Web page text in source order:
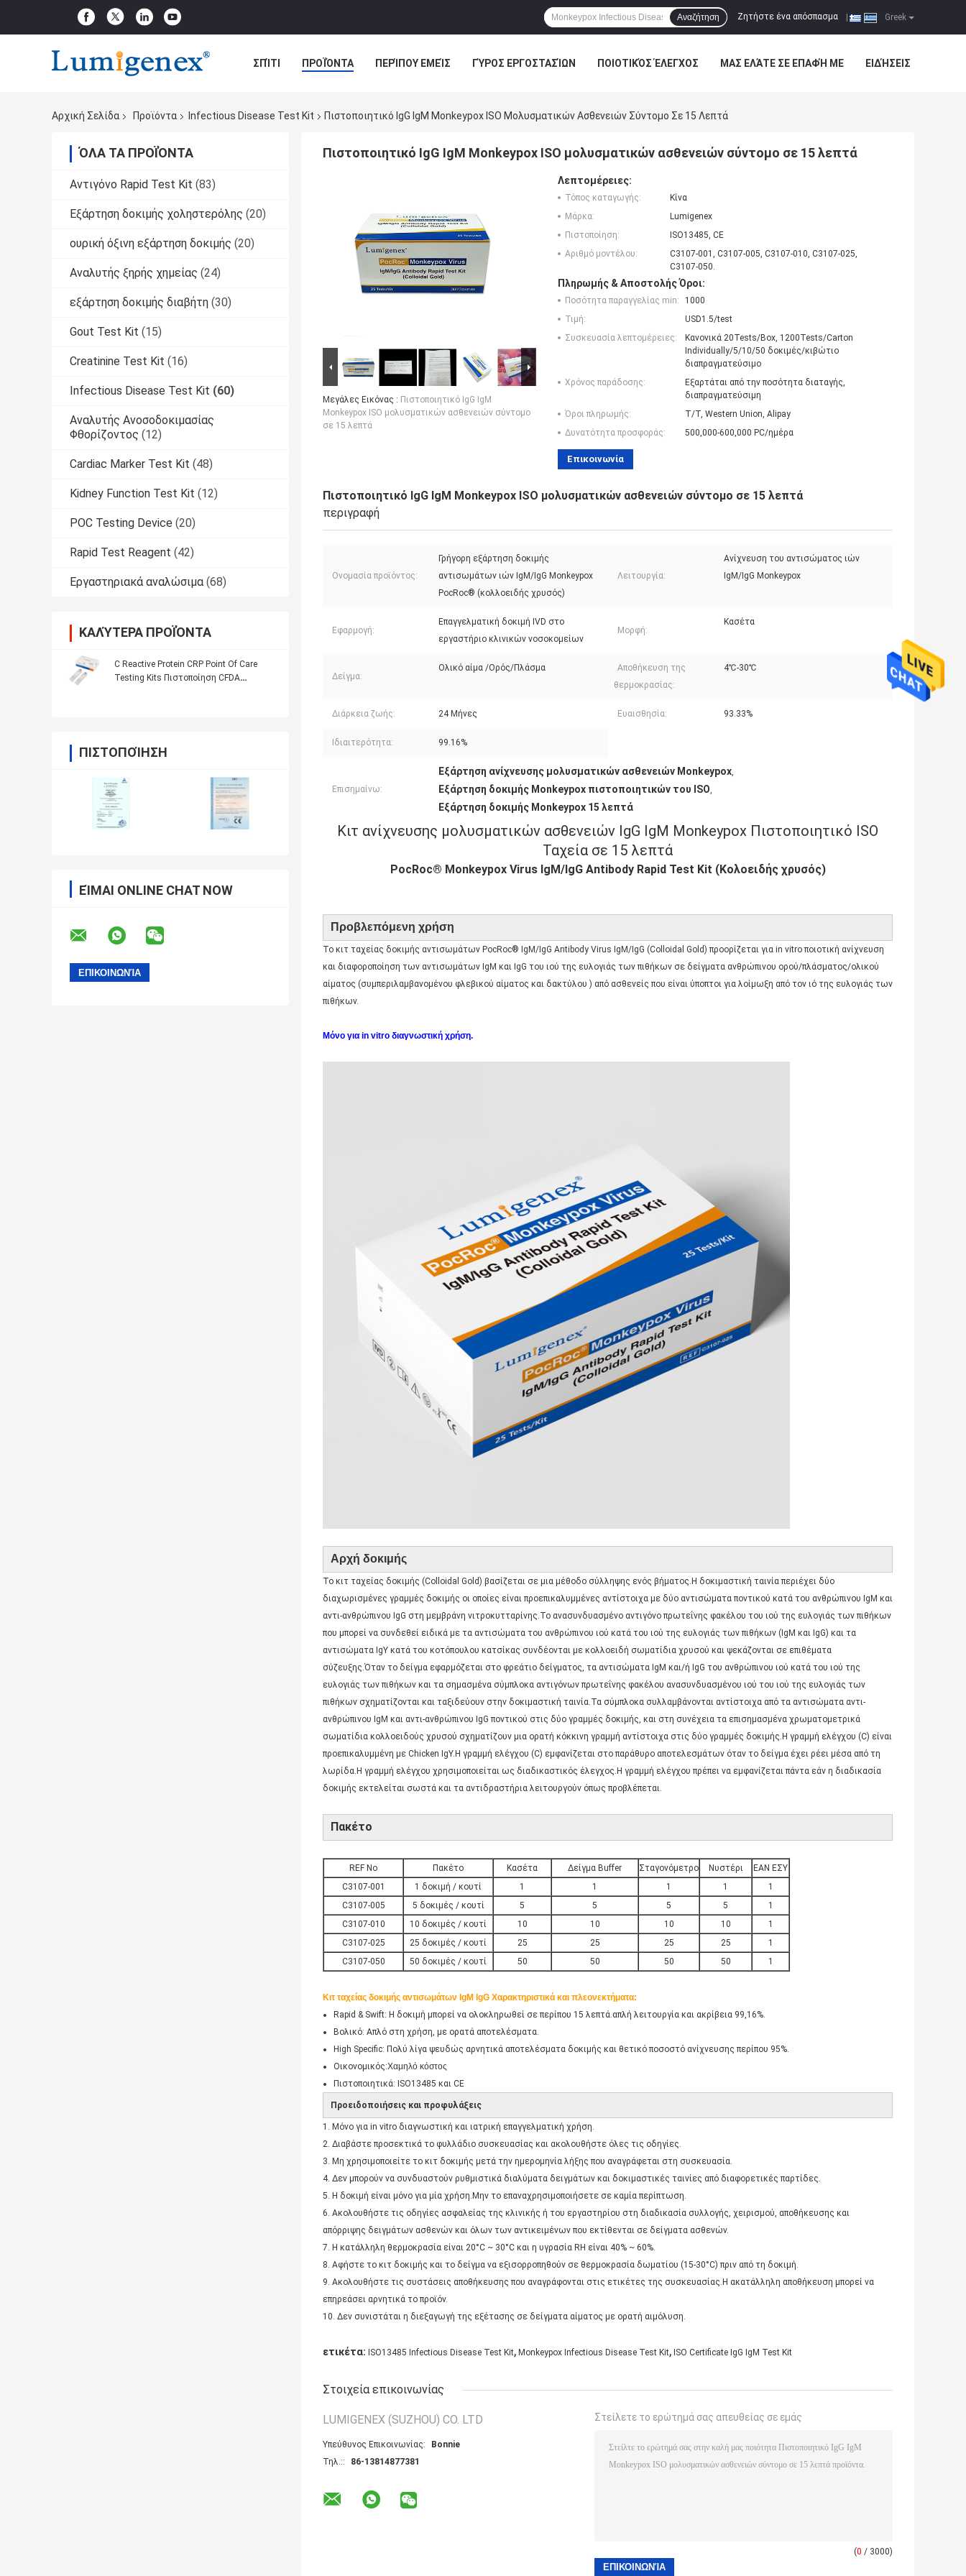
Greek
Ζητήστε ένα απόσπασμα
Αναζήτηση
ΣΠΊΤΙ ΠΡΟΪΌΝΤΑ ΠΕΡΊΠΟΥ ΕΜΕΊΣ ΓΎΡΟΣ ΕΡΓΟΣΤΑΣΊΩΝ ΠΟΙΟΤΙΚΌΣ ΈΛΕΓΧΟΣ ΜΑΣ ΕΛΆΤΕ ΣΕ ΕΠΑΦΉ ΜΕ ΕΙΔΉΣΕΙΣ
Αρχική Σελίδα
Προϊόντα Infectious Disease Test Kit Πιστοποιητικό IgG IgM Monkeypox ISO Μολυσματικών Ασθενειών Σύντομο Σε 15 Λεπτά
ΌΛΑ ΤΑ ΠΡΟΪΌΝΤΑ
Αντιγόνο Rapid Test Kit (83)
Εξάρτηση δοκιμής χοληστερόλης (20)
ουρική όξινη εξάρτηση δοκιμής (20)
Αναλυτής ξηρής χημείας (24)
εξάρτηση δοκιμής διαβήτη (30)
Gout Test Kit (15)
Creatinine Test Kit (16)
Infectious Disease Test Kit (60)
Αναλυτής Ανοσοδοκιμασίας
Φθορίζοντος (12)
Cardiac Marker Test Kit (48)
Kidney Function Test Kit (12)
POC Testing Device (20)
Rapid Test Reagent (42)
Εργαστηριακά αναλώσιμα (68)
ΚΑΛΎΤΕΡΑ ΠΡΟΪΌΝΤΑ
C Reactive Protein CRP Point Of Care
Testing Kits Πιστοποίηση CFDA
ΠΙΣΤΟΠΟΊΗΣΗ
ΕΊΜΑΙ ONLINE CHAT NOW
Πιστοποιητικό IgG IgM Monkeypox ISO μολυσματικών ασθενειών σύντομο σε 15 λεπτά
Μεγάλες Εικόνας : Πιστοποιητικό IgG IgM
Monkeypox ISO μολυσματικών ασθενειών σύντομο
σε 15 λεπτά
Λεπτομέρειες:
Τόπος καταγωγής:
Κίνα
Μάρκα:
Lumigenex
Πιστοποίηση:
ISO13485, CE
Αριθμό μοντέλου:
C3107-001, C3107-005, C3107-010, C3107-025,
C3107-050.
Πληρωμής & Αποστολής Όροι:
Ποσότητα παραγγελίας min:
1000
Τιμή:
USD1.5/test
Συσκευασία λεπτομέρειες:
Κανονικά 20Tests/Box, 1200Tests/Carton
Individually/5/10/50 δοκιμές/κιβώτιο
διαπραγματεύσιμο
Χρόνος παράδοσης:
Εξαρτάται από την ποσότητα διαταγής,
διαπραγματεύσιμη
Όροι πληρωμής:
T/T, Western Union, Alipay
Δυνατότητα προσφοράς:
500,000-600,000 PC/ημέρα
Επικοινωνία
Πιστοποιητικό IgG IgM Monkeypox ISO μολυσματικών ασθενειών σύντομο σε 15 λεπτά
περιγραφή
Ονομασία προϊόντος:
Γρήγορη εξάρτηση δοκιμής
αντισωμάτων ιών IgM/IgG Monkeypox
PocRoc® (κολλοειδής χρυσός)
Λειτουργία:
Ανίχνευση του αντισώματος ιών
IgM/IgG Monkeypox
Εφαρμογή:
Επαγγελματική δοκιμή IVD στο
εργαστήριο κλινικών νοσοκομείων
Μορφή:
Κασέτα
Δείγμα:
Ολικό αίμα /Ορός/Πλάσμα
Αποθήκευση της
θερμοκρασίας:
4℃-30℃
Διάρκεια ζωής: 24 Μήνες Ευαισθησία: 93.33%
Ιδιαιτερότητα: 99.16%
Επισημαίνω:
Εξάρτηση ανίχνευσης μολυσματικών ασθενειών Monkeypox,
Εξάρτηση δοκιμής Monkeypox πιστοποιητικών του ISO,
Εξάρτηση δοκιμής Monkeypox 15 λεπτά
Κιτ ανίχνευσης μολυσματικών ασθενειών IgG IgM Monkeypox Πιστοποιητικό ISO
Ταχεία σε 15 λεπτά
PocRoc® Monkeypox Virus IgM/IgG Antibody Rapid Test Kit (Κολοειδής χρυσός)
Προβλεπόμενη χρήση
Το κιτ ταχείας δοκιμής αντισωμάτων PocRoc® IgM/IgG Antibody Virus IgM/IgG (Colloidal Gold) προορίζεται για in vitro ποιοτική ανίχνευση
και διαφοροποίηση των αντισωμάτων IgM και IgG του ιού της ευλογιάς των πιθήκων σε δείγματα ανθρώπινου ορού/πλάσματος/ολικού
αίματος (συμπεριλαμβανομένου φλεβικού αίματος και δακτύλου ) από ασθενείς που είναι ύποπτοι για λοίμωξη από τον ιό της ευλογιάς των
πιθήκων.
Μόνο για in vitro διαγνωστική χρήση.
Αρχή δοκιμής
Το κιτ ταχείας δοκιμής (Colloidal Gold) βασίζεται σε μια μέθοδο σύλληψης ενός βήματος.Η δοκιμαστική ταινία περιέχει δύο
διαχωρισμένες γραμμές δοκιμής οι οποίες είναι προεπικαλυμμένες αντίστοιχα με δύο αντισώματα ποντικού κατά του ανθρώπινου IgM και
αντι-ανθρώπινου IgG στη μεμβράνη νιτροκυτταρίνης.Το ανασυνδυασμένο αντιγόνο πρωτεΐνης φακέλου του ιού της ευλογιάς των πιθήκων
που μπορεί να συνδεθεί ειδικά με τα αντισώματα του ανθρώπινου ιού κατά του ιού της ευλογιάς των πιθήκων (IgM και IgG) και τα
αντισώματα IgY κατά του κοτόπουλου κατσίκας συνδέονται με κολλοειδή σωματίδια χρυσού και ψεκάζονται σε επιθέματα
σύζευξης.Όταν το δείγμα εφαρμόζεται στο φρεάτιο δείγματος, τα αντισώματα IgM και/ή IgG του ανθρώπινου ιού κατά του ιού της
ευλογιάς των πιθήκων και τα σημασμένα σύμπλοκα αντιγόνων πρωτεΐνης φακέλου ανασυνδυασμένου ιού του ιού της ευλογιάς των
πιθήκων σχηματίζονται και ταξιδεύουν στην δοκιμαστική ταινία.Τα σύμπλοκα συλλαμβάνονται αντίστοιχα από τα αντισώματα αντι-
ανθρώπινου IgM και αντι-ανθρώπινου IgG ποντικού στις δύο γραμμές δοκιμής, και στη συνέχεια τα επισημασμένα χρωματομετρικά
σωματίδια κολλοειδούς χρυσού σχηματίζουν μια ορατή κόκκινη γραμμή αντίστοιχα στις δύο γραμμές δοκιμής.Η γραμμή ελέγχου (C) είναι
προεπικαλυμμένη με Chicken IgY.Η γραμμή ελέγχου (C) εμφανίζεται στο παράθυρο αποτελεσμάτων όταν το δείγμα έχει ρέει μέσα από τη
λωρίδα.Η γραμμή ελέγχου χρησιμοποιείται ως διαδικαστικός έλεγχος.Η γραμμή ελέγχου πρέπει να εμφανίζεται πάντα εάν η διαδικασία
δοκιμής εκτελείται σωστά και τα αντιδραστήρια λειτουργούν όπως προβλέπεται.
Πακέτο
REF No Πακέτο Κασέτα Δείγμα Buffer Σταγονόμετρο Νυστέρι
ΕΑΝ ΕΣΥ
C3107-001
1 δοκιμή / κουτί 1 1 1 1
1
C3107-005
5 δοκιμές / κουτί 5 5 5 5
1
C3107-010
10 δοκιμές / κουτί 10 10 10 10
1
C3107-025
25 δοκιμές / κουτί 25 25 25 25
1
C3107-050
50 δοκιμές / κουτί 50 50 50 50 1
Κιτ ταχείας δοκιμής αντισωμάτων IgM IgG Χαρακτηριστικά και πλεονεκτήματα:
Rapid & Swift: Η δοκιμή μπορεί να ολοκληρωθεί σε περίπου 15 λεπτά.απλή λειτουργία και ακρίβεια 99,16%.
Βολικό: Απλό στη χρήση, με ορατά αποτελέσματα.
High Specific: Πολύ λίγα ψευδώς αρνητικά αποτελέσματα δοκιμής και θετικό ποσοστό ανίχνευσης περίπου 95%.
Οικονομικός:Χαμηλό κόστος
Πιστοποιητικά: ISO13485 και CE
Προειδοποιήσεις και προφυλάξεις
1. Μόνο για in vitro διαγνωστική και ιατρική επαγγελματική χρήση.
2. Διαβάστε προσεκτικά το φυλλάδιο συσκευασίας και ακολουθήστε όλες τις οδηγίες.
3. Μη χρησιμοποιείτε το κιτ δοκιμής μετά την ημερομηνία λήξης που αναγράφεται στη συσκευασία.
4. Δεν μπορούν να συνδυαστούν ρυθμιστικά διαλύματα δειγμάτων και δοκιμαστικές ταινίες από διαφορετικές παρτίδες.
5. Η δοκιμή είναι μόνο για μία χρήση.Μην το επαναχρησιμοποιήσετε σε καμία περίπτωση.
6. Ακολουθήστε τις οδηγίες ασφαλείας της κλινικής ή του εργαστηρίου στη διαδικασία συλλογής, χειρισμού, αποθήκευσης και
απόρριψης δειγμάτων ασθενών και όλων των αντικειμένων που εκτίθενται σε δείγματα ασθενών.
7. Η κατάλληλη θερμοκρασία είναι 20°C ~ 30°C και η υγρασία RH είναι 40% ~ 60%.
8. Αφήστε το κιτ δοκιμής και το δείγμα να εξισορροπηθούν σε θερμοκρασία δωματίου (15-30°C) πριν από τη δοκιμή.
9. Ακολουθήστε τις συστάσεις αποθήκευσης που αναγράφονται στις ετικέτες της συσκευασίας.Η ακατάλληλη αποθήκευση μπορεί να
επηρεάσει αρνητικά το προϊόν.
10. Δεν συνιστάται η διεξαγωγή της εξέτασης σε δείγματα αίματος με ορατή αιμόλυση.
ετικέτα: ISO13485 Infectious Disease Test Kit, Monkeypox Infectious Disease Test Kit, ISO Certificate IgG IgM Test Kit
Στοιχεία επικοινωνίας
LUMIGENEX (SUZHOU) CO. LTD
Υπεύθυνος Επικοινωνίας:
Bonnie
Τηλ.::
86-13814877381
Στείλετε το ερώτημά σας απευθείας σε εμάς
(0 / 3000)